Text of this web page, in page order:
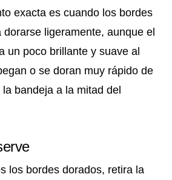
exacta es cuando los bordes
dorarse ligeramente, aunque el
un poco brillante y suave al
o se doran muy rápido de
bandeja a la mitad del
los bordes dorados, retira la